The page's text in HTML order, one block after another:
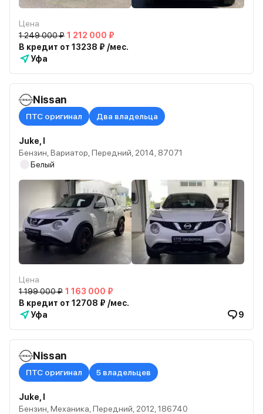
Цена
1 249 000 ₽ 1 212 000 ₽
В кредит от 13238 ₽ /мес.
Уфа
Nissan
ПТС оригинал Два владельца
Juke, I
Бензин, Вариатор, Передний, 2014, 87071
Белый
Цена
1 199 000 ₽ 1 163 000 ₽
В кредит от 12708 ₽ /мес.
Уфа
9
Nissan
ПТС оригинал 5 владельцев
Juke, I
Бензин, Механика, Передний, 2012, 186740